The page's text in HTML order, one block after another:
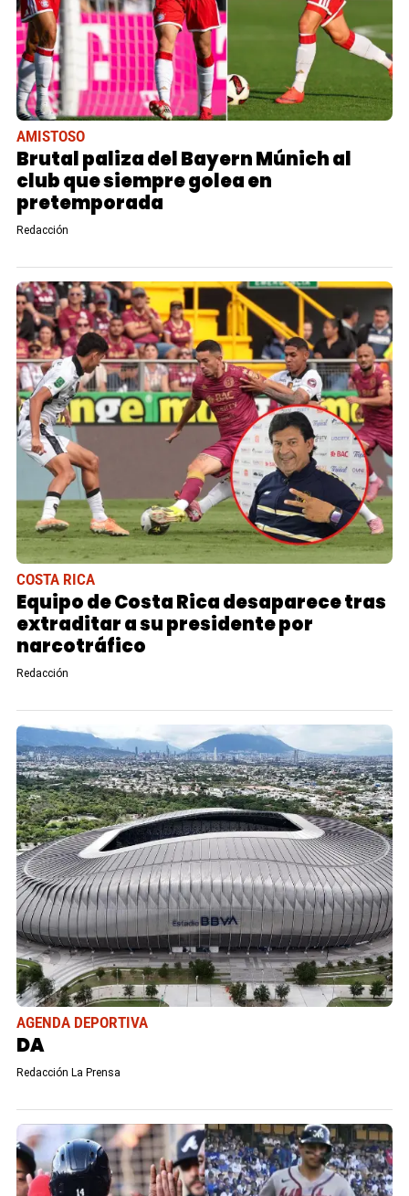
AMISTOSO
Brutal paliza del Bayern Múnich al
club que siempre golea en
pretemporada
Redacción
COSTA RICA
Equipo de Costa Rica desaparece tras
extraditar a su presidente por
narcotráfico
Redacción
AGENDA DEPORTIVA
DA
Redacción La Prensa